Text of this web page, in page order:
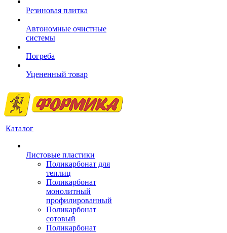
Резиновая плитка
Автономные очистные
системы
Погреба
Уцененный товар
Каталог
Листовые пластики
Поликарбонат для
теплиц
Поликарбонат
монолитный
профилированный
Поликарбонат
сотовый
Поликарбонат